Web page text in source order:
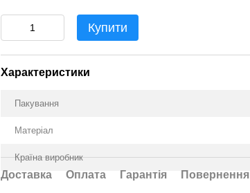
Купити
Характеристики
Пакування
Матеріал
Країна виробник
Доставка Оплата Гарантія Повернення